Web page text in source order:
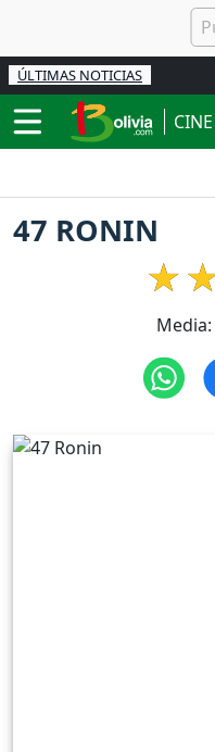
ÚLTIMAS NOTICIAS
CINE
47 RONIN
Media: